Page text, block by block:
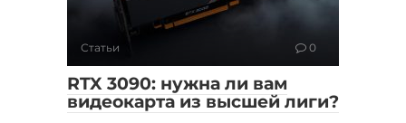
Статьи 0
RTX 3090: нужна ли вам
видеокарта из высшей лиги?